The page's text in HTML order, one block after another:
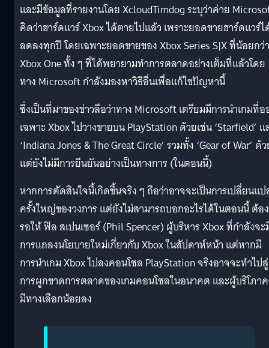
และมีข้อมูลที่รายงานโดย XcloudTimdog ระบุว่าค่าย
คิดว่าฮาร์ดแวร์ Xbox ได้ตายไปแล้ว เพราะยอดขายฮาร์ดแวร์
ลดลงทุกปี โดยเฉพาะยอดขายของ Xbox Series S|X ที่น้อยกว่า
Xbox One ทั้ง ๆ ที่ได้พยายามทำการตลาดอย่างเต็มที่แล้วโดย
ทาง Microsoft กำลังมองหาวิธีอื่นเพื่อแก้ไขปัญหานี้
ซึ่งเป็นที่มาของข่าวลือว่าทาง Microsoft เตรียมมีการนำเกมที่
เฉพาะ Xbox ไปวางขายบน PlayStation ด้วยเช่น ‘Starfield’ แ
‘Indiana Jones & The Great Circle’ รวมทั้ง ‘Gear of War’ ด้
แต่ยังไม่มีการยืนยันอย่างเป็นทางการ (ในตอนนี้)
หากการตัดสินใจนี้เกิดขึ้นจริง ๆ ถือว่าอาจจะเป็นการเปลี่ยนแ
ครั้งใหญ่ของวงการ แต่ยังไม่สามารถบอกอะไรได้ในตอนนี้ ต้อง
รอให้ ฟิล สเปนเซอร์ (Phil Spencer) ผู้บริหาร Xbox ที่กำลังจ
การแถลงนโยบายใหม่เกี่ยวกับ Xbox ในสัปดาห์หน้า แต่หากมี
การนำเกม Xbox ไปลงคอนโซล PlayStation จริงอาจจะทำไปสู่
การผูกขาดการตลาดของเกมคอนโซลในอนาคต และผู้บริโภา
มีทางเลือกน้อยลง